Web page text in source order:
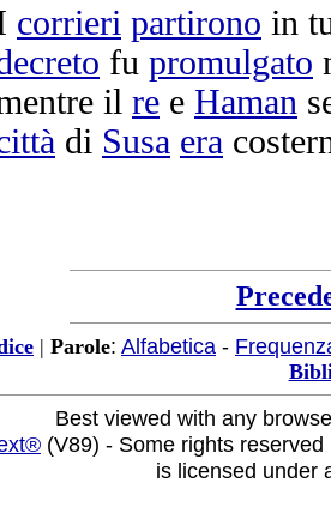
corrieri partirono in
fu promulgato
il re e Haman
di Susa era
| Parole: Alfabetica -
Best viewed with any
(V89) - Some rights
is licensed under